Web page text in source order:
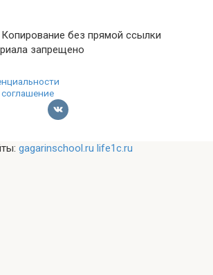
без прямой ссылки
запрещено
gagarinschool.ru life1c.ru